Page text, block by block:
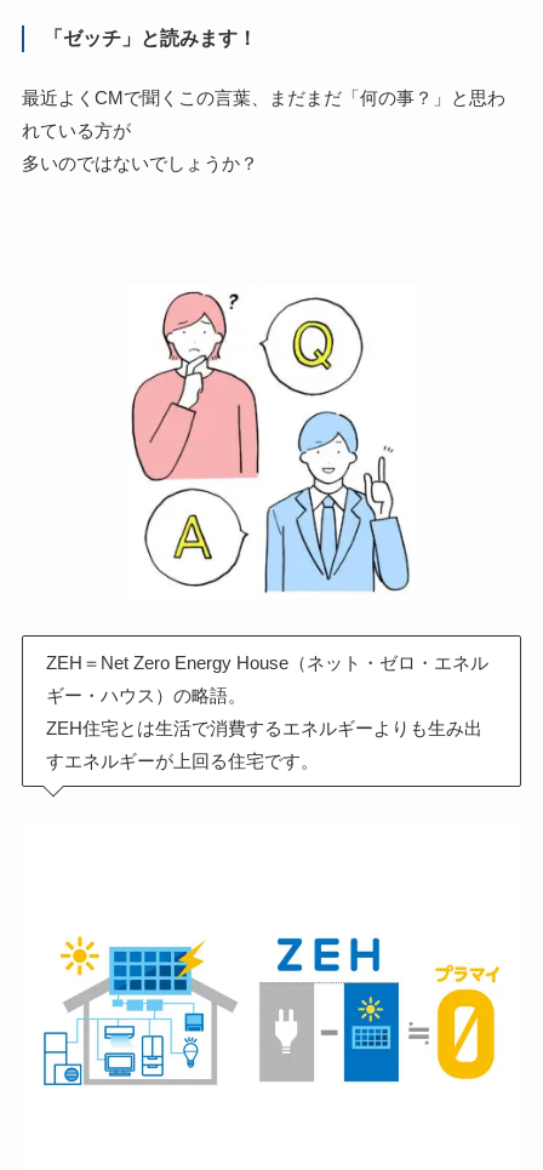
「ゼッチ」と読みます！
最近よくCMで聞くこの言葉、まだまだ「何の事？」と思わ
れている方が
多いのではないでしょうか？
ZEH＝Net Zero Energy House（ネット・ゼロ・エネル
ギー・ハウス）の略語。
ZEH住宅とは生活で消費するエネルギーよりも生み出
すエネルギーが上回る住宅です。